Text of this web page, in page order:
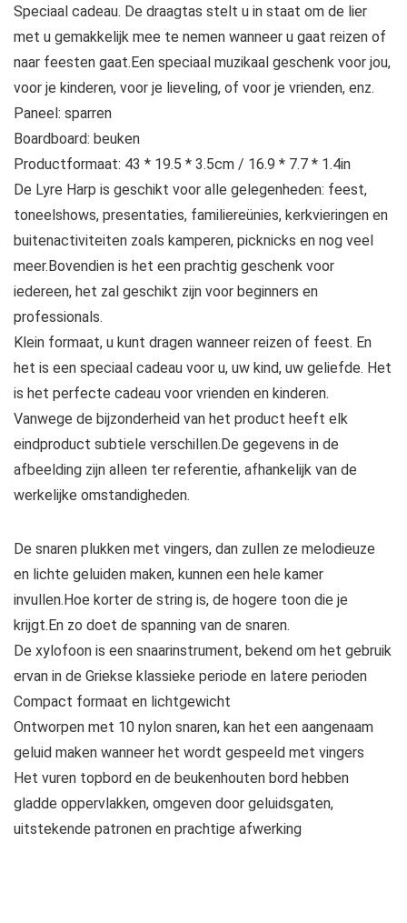
Speciaal cadeau. De draagtas stelt u in staat om de lier
met u gemakkelijk mee te nemen wanneer u gaat reizen of
naar feesten gaat.Een speciaal muzikaal geschenk voor jou,
voor je kinderen, voor je lieveling, of voor je vrienden, enz.
Paneel: sparren
Boardboard: beuken
Productformaat: 43 * 19.5 * 3.5cm / 16.9 * 7.7 * 1.4in
De Lyre Harp is geschikt voor alle gelegenheden: feest,
toneelshows, presentaties, familiereünies, kerkvieringen en
buitenactiviteiten zoals kamperen, picknicks en nog veel
meer.Bovendien is het een prachtig geschenk voor
iedereen, het zal geschikt zijn voor beginners en
professionals.
Klein formaat, u kunt dragen wanneer reizen of feest. En
het is een speciaal cadeau voor u, uw kind, uw geliefde. Het
is het perfecte cadeau voor vrienden en kinderen.
Vanwege de bijzonderheid van het product heeft elk
eindproduct subtiele verschillen.De gegevens in de
afbeelding zijn alleen ter referentie, afhankelijk van de
werkelijke omstandigheden.
De snaren plukken met vingers, dan zullen ze melodieuze
en lichte geluiden maken, kunnen een hele kamer
invullen.Hoe korter de string is, de hogere toon die je
krijgt.En zo doet de spanning van de snaren.
De xylofoon is een snaarinstrument, bekend om het gebruik
ervan in de Griekse klassieke periode en latere perioden
Compact formaat en lichtgewicht
Ontworpen met 10 nylon snaren, kan het een aangenaam
geluid maken wanneer het wordt gespeeld met vingers
Het vuren topbord en de beukenhouten bord hebben
gladde oppervlakken, omgeven door geluidsgaten,
uitstekende patronen en prachtige afwerking